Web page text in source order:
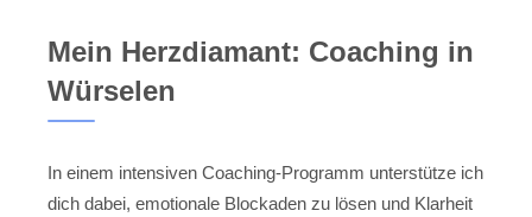
Mein Herzdiamant: Coaching in
Würselen
In einem intensiven Coaching-Programm unterstütze ich
dich dabei, emotionale Blockaden zu lösen und Klarheit